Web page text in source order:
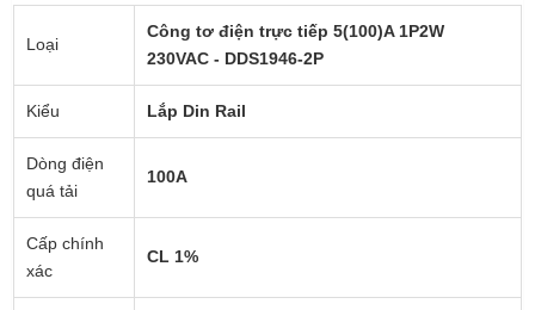
Loại
Công tơ điện trực tiếp 5(100)A 1P2W
230VAC - DDS1946-2P
Kiểu Lắp Din Rail
Dòng điện
quá tải
100A
Cấp chính
xác
CL 1%